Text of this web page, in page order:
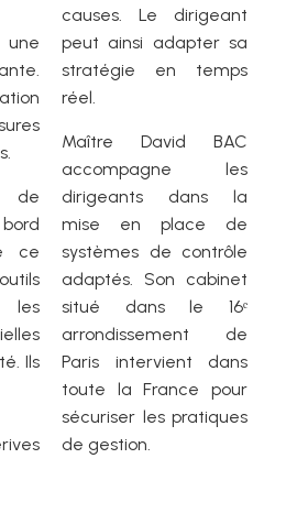
de
ce
les
Ils
causes. Le dirigeant
peut ainsi adapter sa
stratégie en temps
réel.
Maître David BAC
accompagne les
dirigeants dans la
mise en place de
systèmes de contrôle
adaptés. Son cabinet
situé dans le 16ᵉ
arrondissement de
Paris intervient dans
toute la France pour
sécuriser les pratiques
de gestion.